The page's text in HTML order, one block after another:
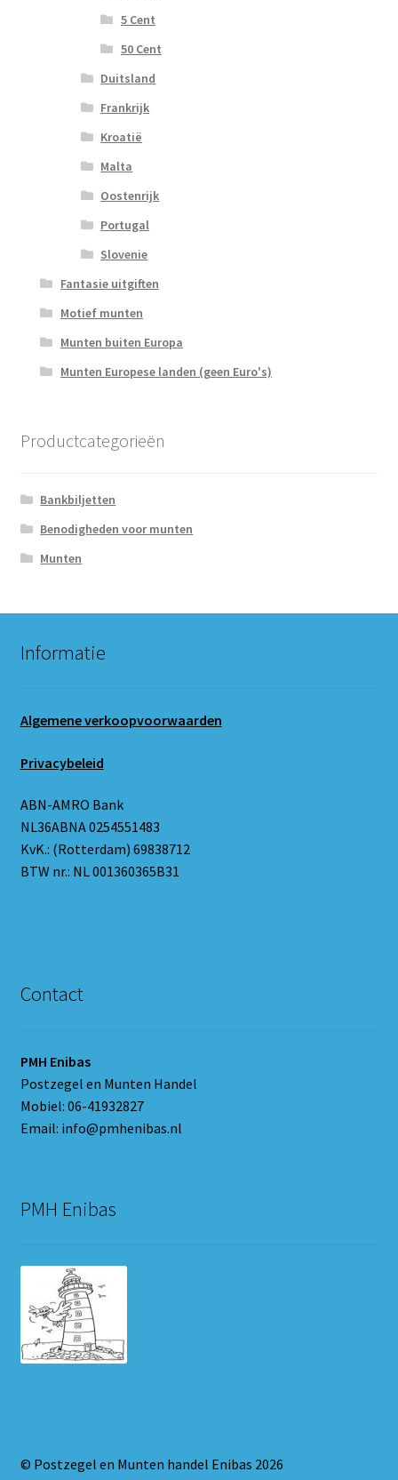
5 Cent
50 Cent
Duitsland
Frankrijk
Kroatië
Malta
Oostenrijk
Portugal
Slovenie
Fantasie uitgiften
Motief munten
Munten buiten Europa
Munten Europese landen (geen Euro's)
Productcategorieën
Bankbiljetten
Benodigheden voor munten
Munten
Informatie
Algemene verkoopvoorwaarden
Privacybeleid
ABN-AMRO Bank
NL36ABNA 0254551483
KvK.: (Rotterdam) 69838712
BTW nr.: NL 001360365B31
Contact
PMH Enibas
Postzegel en Munten Handel
Mobiel: 06-41932827
Email: info@pmhenibas.nl
PMH Enibas
© Postzegel en Munten handel Enibas 2026